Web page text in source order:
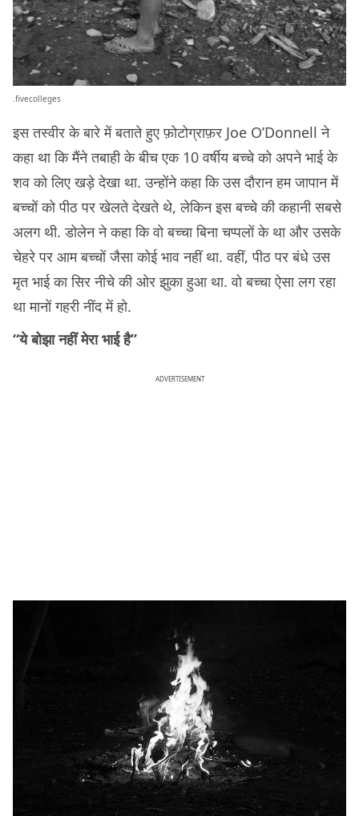
.fivecolleges
इस तस्वीर के बारे में बताते हुए फ़ोटोग्राफ़र Joe O’Donnell ने
कहा था कि मैंने तबाही के बीच एक 10 वर्षीय बच्चे को अपने भाई के
शव को लिए खड़े देखा था. उन्होंने कहा कि उस दौरान हम जापान में
बच्चों को पीठ पर खेलते देखते थे, लेकिन इस बच्चे की कहानी सबसे
अलग थी. डोलेन ने कहा कि वो बच्चा बिना चप्पलों के था और उसके
चेहरे पर आम बच्चों जैसा कोई भाव नहीं था. वहीं, पीठ पर बंधे उस
मृत भाई का सिर नीचे की ओर झुका हुआ था. वो बच्चा ऐसा लग रहा
था मानों गहरी नींद में हो.
“ये बोझा नहीं मेरा भाई है”
ADVERTISEMENT